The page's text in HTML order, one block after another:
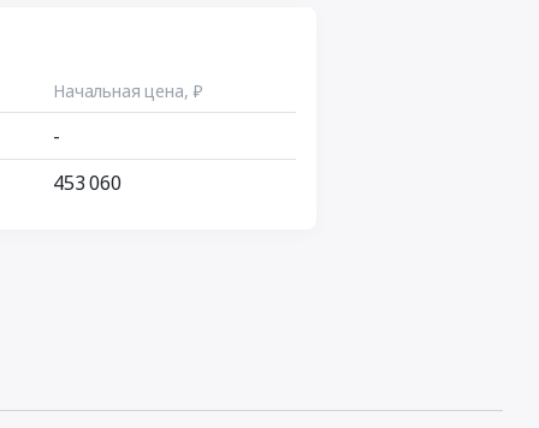
Начальная цена, ₽
-
453 060